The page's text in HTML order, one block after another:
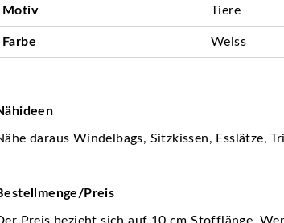
Motiv Tiere
Farbe Weiss
daraus Windelbags, Sitzkissen, Esslätze,
Preis